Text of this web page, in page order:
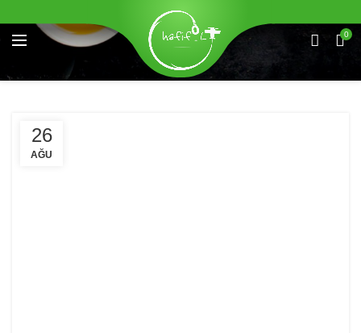
0
26
AĞU